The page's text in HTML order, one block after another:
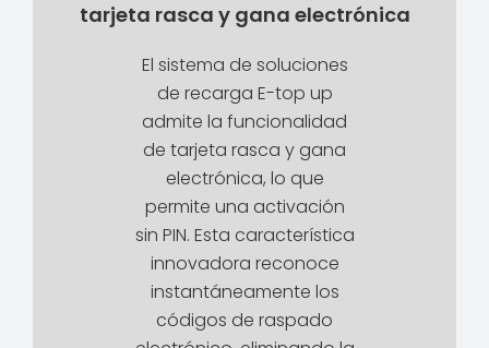
tarjeta rasca y gana electrónica
El sistema de soluciones
de recarga E-top up
admite la funcionalidad
de tarjeta rasca y gana
electrónica, lo que
permite una activación
sin PIN. Esta característica
innovadora reconoce
instantáneamente los
códigos de raspado